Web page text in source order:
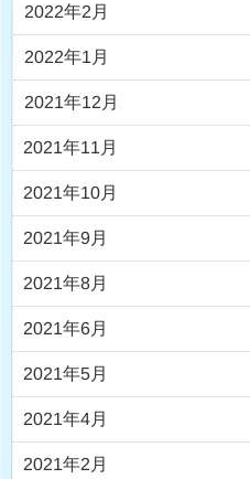
2022年2月
2022年1月
2021年12月
2021年11月
2021年10月
2021年9月
2021年8月
2021年6月
2021年5月
2021年4月
2021年2月